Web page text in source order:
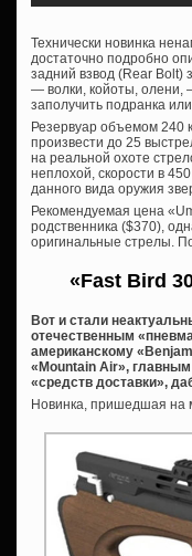
Технически новинка
достаточно подробно
задний взвод (Rear Bolt)
— волки, койоты, олени,
заполучить подранка
Резервуар объемом 240
произвести до 25
на реальной охоте
неплохой, скорости в
данного вида оружия
Рекомендуемая цена
родственника ($370),
оригинальные стрелы.
«Fast Bird
Вот и стали
отечественным
американскому
«Mountain Air»,
«средств доставки»,
Новинка, пришедшая на